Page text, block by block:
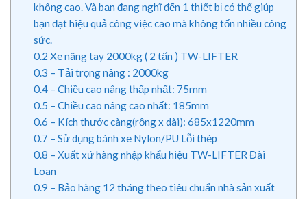
không cao. Và bạn đang nghĩ đến 1 thiết bị có thể giúp
bạn đạt hiệu quả công việc cao mà không tốn nhiều công
sức.
0.2 Xe nâng tay 2000kg ( 2 tấn ) TW-LIFTER
0.3 – Tải trọng nâng : 2000kg
0.4– Chiều cao nâng thấp nhất: 75mm
0.5 – Chiều cao nâng cao nhất: 185mm
0.6 – Kích thước càng(rộng x dài): 685x1220mm
0.7 – Sử dụng bánh xe Nylon/PU Lỗi thép
0.8 – Xuất xứ hàng nhập khẩu hiệu TW-LIFTER Đài
Loan
0.9 – Bảo hàng 12 tháng theo tiêu chuẩn nhà sản xuất